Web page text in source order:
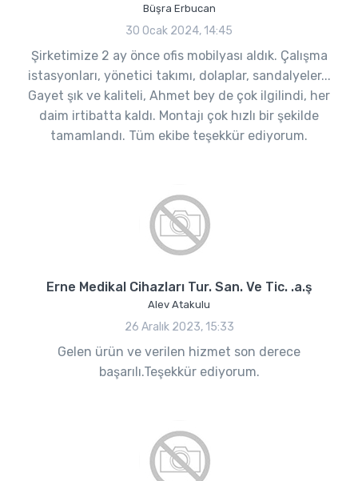
Büşra Erbucan
30 Ocak 2024, 14:45
Şirketimize 2 ay önce ofis mobilyası aldık. Çalışma
istasyonları, yönetici takımı, dolaplar, sandalyeler...
Gayet şık ve kaliteli, Ahmet bey de çok ilgilindi, her
daim irtibatta kaldı. Montajı çok hızlı bir şekilde
tamamlandı. Tüm ekibe teşekkür ediyorum.
Erne Medikal Cihazları Tur. San. Ve Tic. .a.ş
Alev Atakulu
26 Aralık 2023, 15:33
Gelen ürün ve verilen hizmet son derece
başarılı.Teşekkür ediyorum.